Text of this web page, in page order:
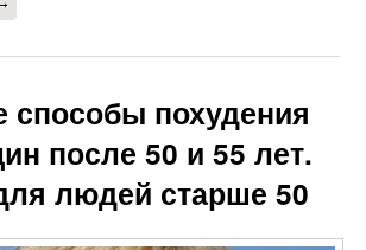
способы похудения
после 50 и 55 лет.
людей старше 50